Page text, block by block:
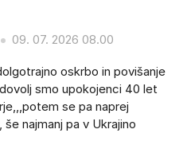
09. 07. 2026 08.00
oskrbo in povišanje
smo upokojenci 40 let
se pa naprej
najmanj pa v Ukrajino